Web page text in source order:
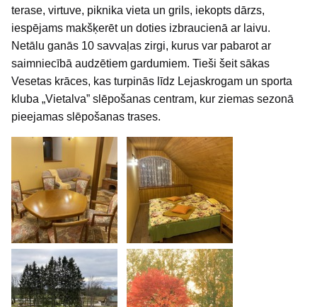
terase, virtuve, piknika vieta un grils, iekopts dārzs,
iespējams makšķerēt un doties izbraucienā ar laivu.
Netālu ganās 10 savvaļas zirgi, kurus var pabarot ar
saimniecībā audzētiem gardumiem. Tieši šeit sākas
Vesetas krāces, kas turpinās līdz Lejaskrogam un sporta
kluba „Vietalva” slēpošanas centram, kur ziemas sezonā
pieejamas slēpošanas trases.